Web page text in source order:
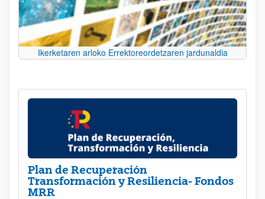
Ikerketaren arloko Errektoreordetzaren jardunaldia
Plan de Recuperación
Transformación y Resiliencia- Fondos
MRR